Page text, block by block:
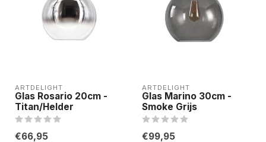
ARTDELIGHT
Glas Rosario 20cm -
Titan/Helder
€66,95
ARTDELIGHT
Glas Marino 30cm -
Smoke Grijs
€99,95